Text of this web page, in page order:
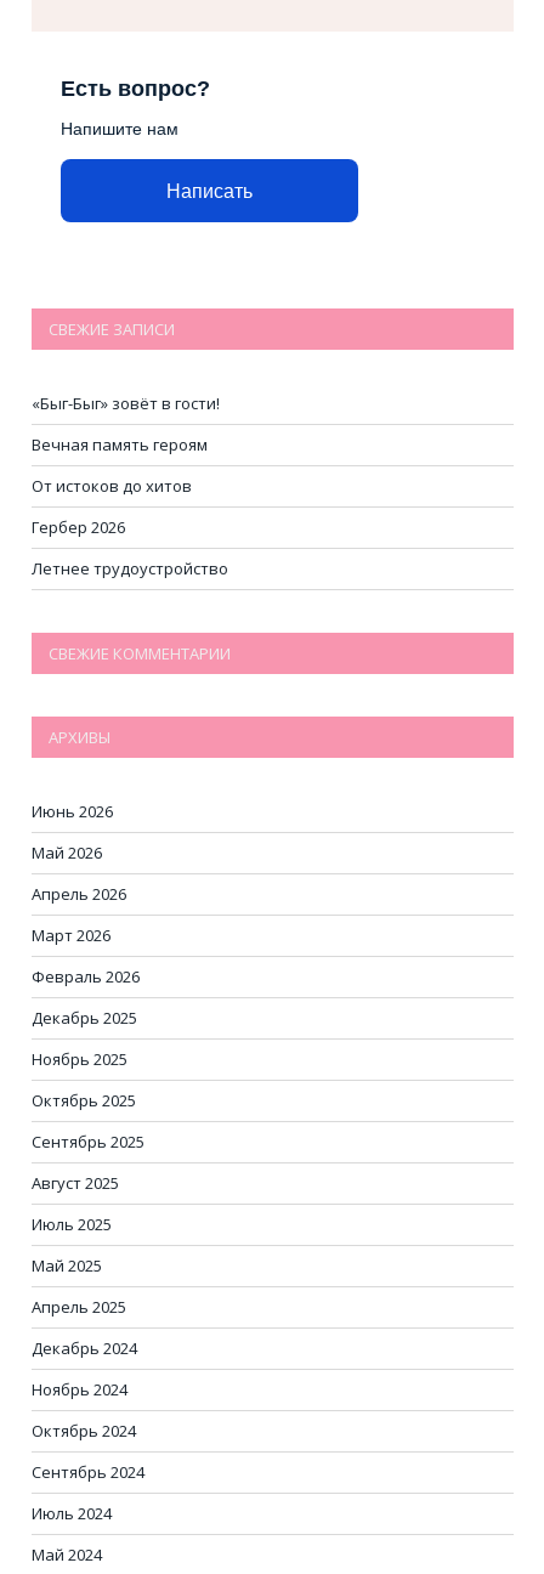
Есть вопрос?
Напишите нам
Написать
СВЕЖИЕ ЗАПИСИ
«Быг-Быг» зовёт в гости!
Вечная память героям
От истоков до хитов
Гербер 2026
Летнее трудоустройство
СВЕЖИЕ КОММЕНТАРИИ
АРХИВЫ
Июнь 2026
Май 2026
Апрель 2026
Март 2026
Февраль 2026
Декабрь 2025
Ноябрь 2025
Октябрь 2025
Сентябрь 2025
Август 2025
Июль 2025
Май 2025
Апрель 2025
Декабрь 2024
Ноябрь 2024
Октябрь 2024
Сентябрь 2024
Июль 2024
Май 2024